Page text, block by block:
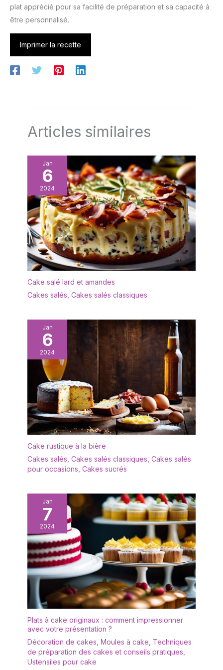
plat apprécié pour sa facilité de préparation et sa capacité à
être personnalisé.
Imprimer la recette
Articles similaires
Jan
6
2024
Cake salé lard et amandes
Cakes salés Cakes salés classiques
Jan
6
2024
Cake rustique à la bière
Cakes salés Cakes salés classiques Cakes salés
pour occasions Cakes sucrés
Jan
7
2024
Plats à cake originaux : comment impressionner
avec votre présentation ?
Décoration de cakes Moules à cake Techniques
de préparation des cakes et conseils pratiques
Ustensiles pour cake